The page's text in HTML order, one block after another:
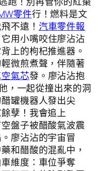
零件行！燃料是文
不遠！ 汽車零件報
用小嘴咬住廖沾沾
上的枸杞推進器。
微煎煮聲，伴隨著
氣芯發。廖沾沾抱
，一起從撞出來的洞
罐機器人發出尖
孽！我會追上
盤子被醋酸氣波震
廖沾沾的宇宙冒
和醋酸的混亂中，
維度：車位爭奪